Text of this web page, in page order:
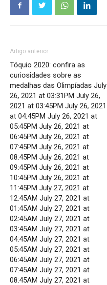
Artigo anterior
Tóquio 2020: confira as
curiosidades sobre as
medalhas das Olimpíadas July
26, 2021 at 03:31PM July 26,
2021 at 03:45PM July 26, 2021
at 04:45PM July 26, 2021 at
05:45PM July 26, 2021 at
06:45PM July 26, 2021 at
07:45PM July 26, 2021 at
08:45PM July 26, 2021 at
09:45PM July 26, 2021 at
10:45PM July 26, 2021 at
11:45PM July 27, 2021 at
12:45AM July 27, 2021 at
01:45AM July 27, 2021 at
02:45AM July 27, 2021 at
03:45AM July 27, 2021 at
04:45AM July 27, 2021 at
05:45AM July 27, 2021 at
06:45AM July 27, 2021 at
07:45AM July 27, 2021 at
08:45AM July 27, 2021 at